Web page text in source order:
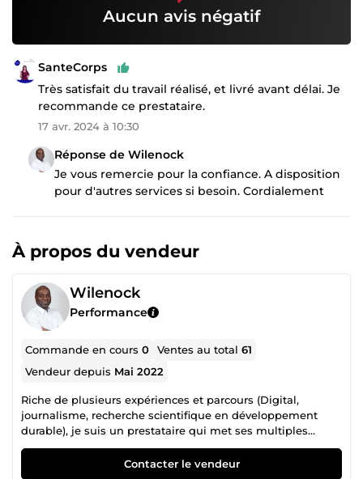
Aucun avis négatif
SanteCorps
Très satisfait du travail réalisé, et livré avant délai. Je
recommande ce prestataire.
17 avr. 2024 à 10:30
Réponse de Wilenock
Je vous remercie pour la confiance. A disposition
pour d'autres services si besoin. Cordialement
À propos du vendeur
Wilenock
Performance
Commande en cours0 Ventes au total61
Vendeur depuis Mai 2022
Riche de plusieurs expériences et parcours (Digital,
journalisme, recherche scientifique en développement
durable), je suis un prestataire qui met ses multiples
compétences à votre service. Mes offres concernent la
construction de site web, le marketing digital, la
Contacter le vendeur